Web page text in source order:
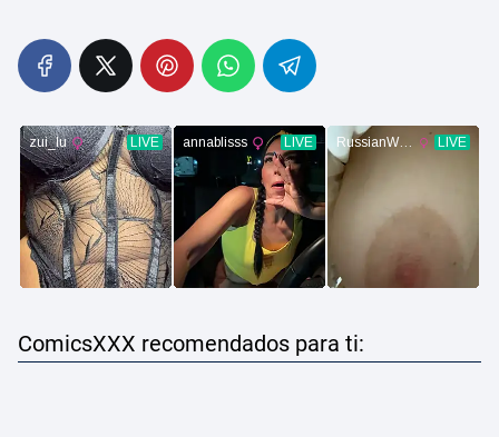
ComicsXXX recomendados para ti: